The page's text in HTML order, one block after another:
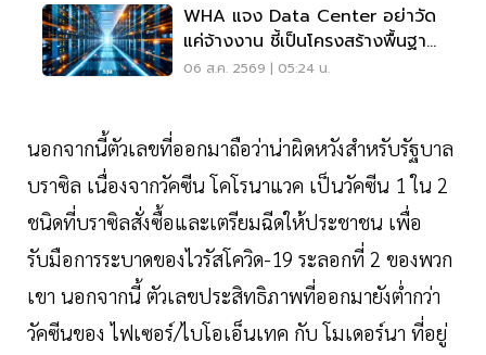
WHA แจง Data Center อย่าวัด
แค่จ้างงาน ชี้เป็นโครงสร้างพื้นฐาน
เศรษฐกิจดิจิทัล
06 ส.ค. 2569 | 05:24 น.
นอกจากนี้ตัวเลขที่ออกมาถือว่าน่าผิดหวังสำหรับรัฐบาล
บราซิล เนื่องจากวัคซีน โคโรนาแวค เป็นวัคซีน 1 ใน 2
ชนิดที่บราซิลสั่งซื้อและเตรียมฉีดให้ประชาชน เพื่อ
รับมือการระบาดของไวรัสโควิด-19 ระลอกที่ 2 ของพวก
เขา นอกจากนี้ ตัวเลขประสิทธิภาพที่ออกมายังต่ำกว่า
วัคซีนของ ไฟเซอร์/ไบโอเอ็นเทค กับ โมเดอร์นา ที่อยู่